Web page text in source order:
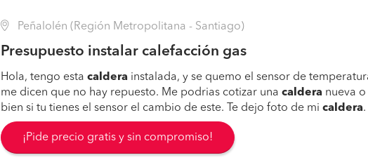
Peñalolén (Región Metropolitana - Santiago)
Presupuesto instalar calefacción gas
Hola, tengo esta caldera instalada, y se quemo el sensor de
me dicen que no hay repuesto. Me podrias cotizar una caldera nueva o
bien si tu tienes el sensor el cambio de este. Te dejo foto de mi caldera.
¡Pide precio gratis y sin compromiso!